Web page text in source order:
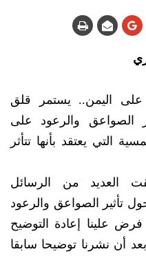
اليمن.. يستمر قلق
الصواعق والرعود على
التي يعتقد بأنها تتأثر
العديد من الرسائل
تأثير الصواعق والرعود
علينا إعادة التوضيح
أن نشرنا توضيحا سابقا